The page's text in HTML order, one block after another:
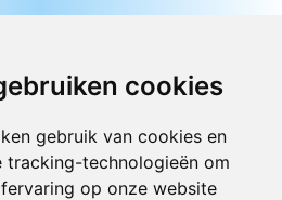
cookies
gebruik van cookies en
tracking-technologieën om
op onze website